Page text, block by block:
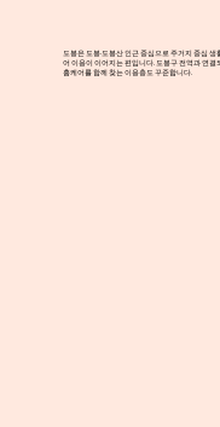
도봉은 도봉·도봉산 인근 중심으로 주거지 중심
어 이용이 이어지는 편입니다. 도봉구 전역과 연
홈케어를 함께 찾는 이용층도 꾸준합니다.